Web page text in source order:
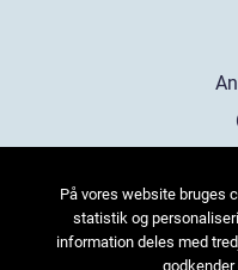
På vores website bruges
statistik og
information deles med